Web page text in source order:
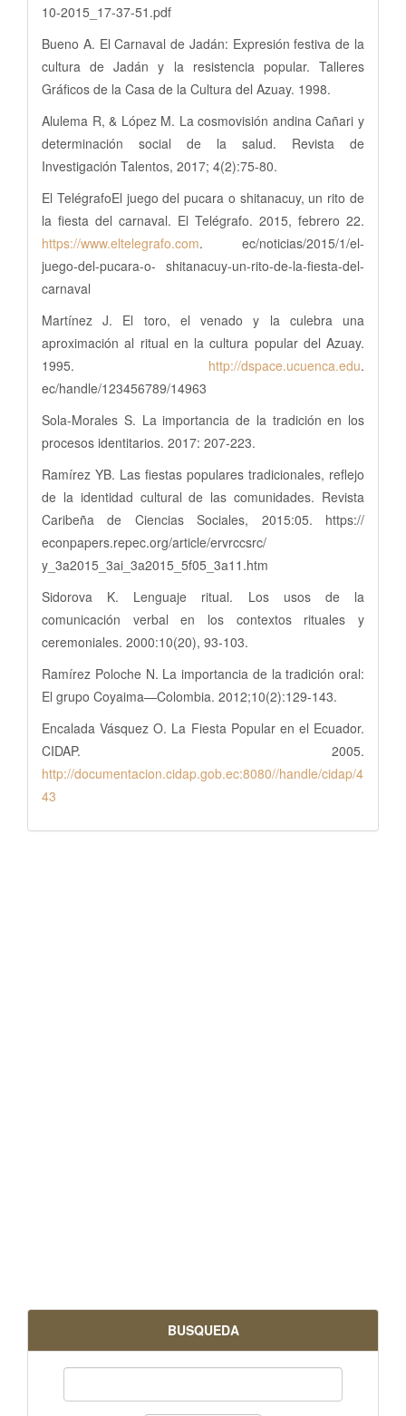
10-2015_17-37-51.pdf
Bueno A. El Carnaval de Jadán: Expresión festiva de la
cultura de Jadán y la resistencia popular. Talleres
Gráficos de la Casa de la Cultura del Azuay. 1998.
Alulema R, & López M. La cosmovisión andina Cañari y
determinación social de la salud. Revista de
Investigación Talentos, 2017; 4(2):75-80.
El TelégrafoEl juego del pucara o shitanacuy, un rito de
la fiesta del carnaval. El Telégrafo. 2015, febrero 22.
https://www.eltelegrafo.com. ec/noticias/2015/1/el-
juego-del-pucara-o- shitanacuy-un-rito-de-la-fiesta-del-
carnaval
Martínez J. El toro, el venado y la culebra una
aproximación al ritual en la cultura popular del Azuay.
1995. http://dspace.ucuenca.edu.
ec/handle/123456789/14963
Sola-Morales S. La importancia de la tradición en los
procesos identitarios. 2017: 207-223.
Ramírez YB. Las fiestas populares tradicionales, reflejo
de la identidad cultural de las comunidades. Revista
Caribeña de Ciencias Sociales, 2015:05. https://
econpapers.repec.org/article/ervrccsrc/
y_3a2015_3ai_3a2015_5f05_3a11.htm
Sidorova K. Lenguaje ritual. Los usos de la
comunicación verbal en los contextos rituales y
ceremoniales. 2000:10(20), 93-103.
Ramírez Poloche N. La importancia de la tradición oral:
El grupo Coyaima—Colombia. 2012;10(2):129-143.
Encalada Vásquez O. La Fiesta Popular en el Ecuador.
CIDAP. 2005.
http://documentacion.cidap.gob.ec:8080//handle/cidap/4
43
BUSQUEDA